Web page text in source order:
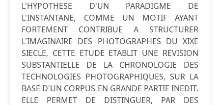
L'HYPOTHESE D'UN PARADIGME DE
L'INSTANTANE, COMME UN MOTIF AYANT
FORTEMENT CONTRIBUE A STRUCTURER
L'IMAGINAIRE DES PHOTOGRAPHES DU XIXE
SIECLE, CETTE ETUDE ETABLIT UNE REVISION
SUBSTANTIELLE DE LA CHRONOLOGIE DES
TECHNOLOGIES PHOTOGRAPHIQUES, SUR LA
BASE D'UN CORPUS EN GRANDE PARTIE INEDIT.
ELLE PERMET DE DISTINGUER, PAR DES